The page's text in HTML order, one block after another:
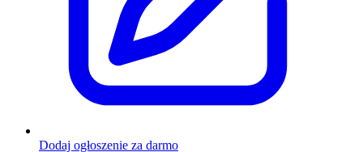
Dodaj ogłoszenie za darmo